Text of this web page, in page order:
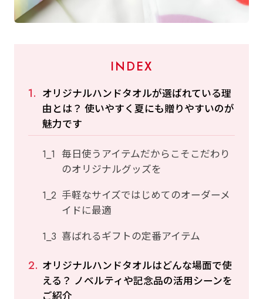
INDEX
オリジナルハンドタオルが選ばれている理
由とは？ 使いやすく夏にも贈りやすいのが
魅力です
毎日使うアイテムだからこそこだわり
のオリジナルグッズを
手軽なサイズではじめてのオーダーメ
イドに最適
喜ばれるギフトの定番アイテム
オリジナルハンドタオルはどんな場面で使
える？ ノベルティや記念品の活用シーンを
ご紹介